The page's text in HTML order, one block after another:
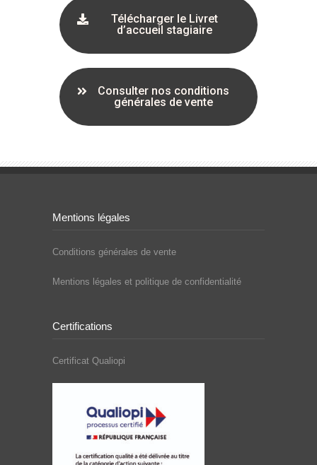
Télécharger le Livret
d’accueil stagiaire
Consulter nos conditions
générales de vente
Mentions légales
Conditions générales de vente
Mentions légales et politique de confidentialité
Certifications
Certificat Qualiopi